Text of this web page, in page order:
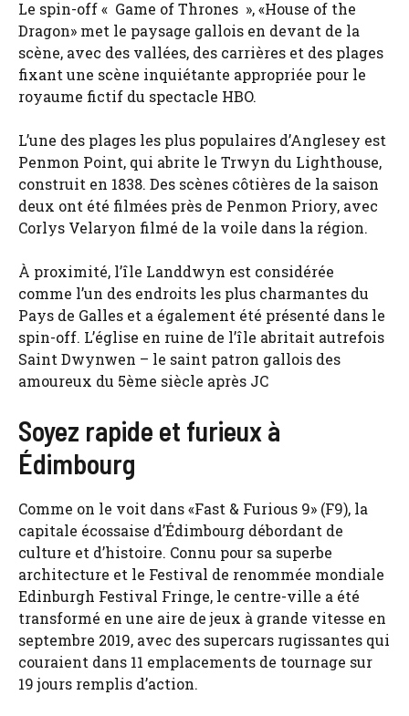
Le spin-off « Game of Thrones », «House of the
Dragon» met le paysage gallois en devant de la
scène, avec des vallées, des carrières et des plages
fixant une scène inquiétante appropriée pour le
royaume fictif du spectacle HBO.
L’une des plages les plus populaires d’Anglesey est
Penmon Point, qui abrite le Trwyn du Lighthouse,
construit en 1838. Des scènes côtières de la saison
deux ont été filmées près de Penmon Priory, avec
Corlys Velaryon filmé de la voile dans la région.
À proximité, l’île Landdwyn est considérée
comme l’un des endroits les plus charmantes du
Pays de Galles et a également été présenté dans le
spin-off. L’église en ruine de l’île abritait autrefois
Saint Dwynwen – le saint patron gallois des
amoureux du 5ème siècle après JC
Soyez rapide et furieux à
Édimbourg
Comme on le voit dans «Fast & Furious 9» (F9), la
capitale écossaise d’Édimbourg débordant de
culture et d’histoire. Connu pour sa superbe
architecture et le Festival de renommée mondiale
Edinburgh Festival Fringe, le centre-ville a été
transformé en une aire de jeux à grande vitesse en
septembre 2019, avec des supercars rugissantes qui
couraient dans 11 emplacements de tournage sur
19 jours remplis d’action.